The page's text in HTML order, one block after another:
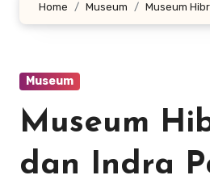
Home Museum Museum
Museum
Museum
dan Indra